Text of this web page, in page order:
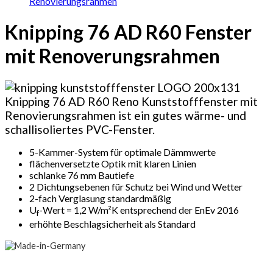
Knipping 76 AD R60 Fenster
mit Renoverungsrahmen
Knipping 76 AD R60 Reno Kunststofffenster mit
Renovierungsrahmen ist ein gutes wärme- und
schallisoliertes PVC-Fenster.
5-Kammer-System für optimale Dämmwerte
flächenversetzte Optik mit klaren Linien
schlanke 76 mm Bautiefe
2 Dichtungsebenen für Schutz bei Wind und Wetter
2-fach Verglasung standardmäßig
Uf-Wert = 1,2 W/m²K entsprechend der EnEv 2016
erhöhte Beschlagsicherheit als Standard